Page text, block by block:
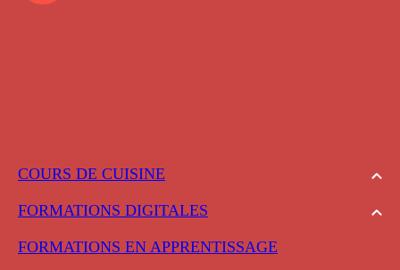
COURS DE CUISINE
FORMATIONS DIGITALES
FORMATIONS EN APPRENTISSAGE